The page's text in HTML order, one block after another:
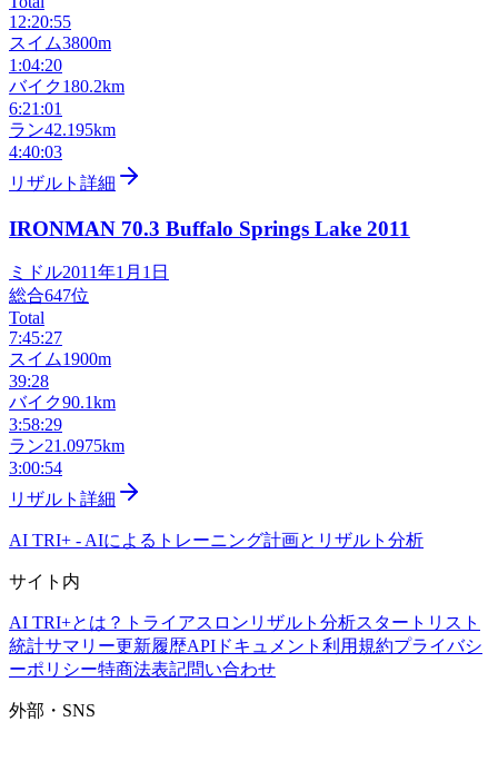
12:20:55
スイム3800m
1:04:20
バイク180.2km
6:21:01
ラン42.195km
4:40:03
リザルト詳細
IRONMAN 70.3 Buffalo Springs Lake 2011
ミドル2011年1月1日
総合647位
Total
7:45:27
スイム1900m
39:28
バイク90.1km
3:58:29
ラン21.0975km
3:00:54
リザルト詳細
AI TRI+ - AIによるトレーニング計画とリザルト分析
サイト内
AI TRI+とは？ トライアスロンリザルト分析スタートリスト
統計サマリー更新履歴APIドキュメント 利用規約プライバシ
ーポリシー特商法表記問い合わせ
外部・SNS